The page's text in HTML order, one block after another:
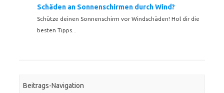
Schäden an Sonnenschirmen durch Wind?
Schütze deinen Sonnenschirm vor Windschäden! Hol dir die
besten Tipps...
Beitrags-Navigation